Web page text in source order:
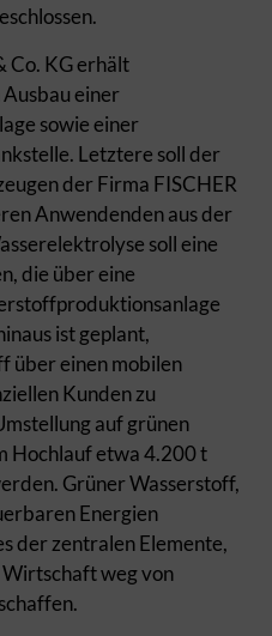
Co. KG erhält
einer
sowie einer
Letztere soll der
der Firma FISCHER
Anwendenden aus der
soll eine
die über eine
ist geplant,
über einen mobilen
Kunden zu
auf grünen
Hochlauf etwa 4.200 t
Grüner Wasserstoff,
Energien
der zentralen Elemente,
weg von